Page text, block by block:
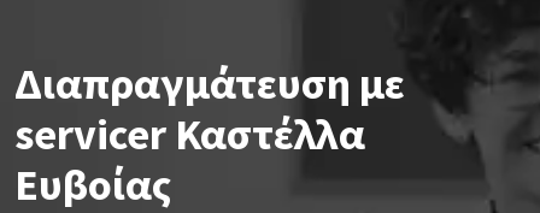
Διαπραγμάτευση με
servicer Καστέλλα
Ευβοίας